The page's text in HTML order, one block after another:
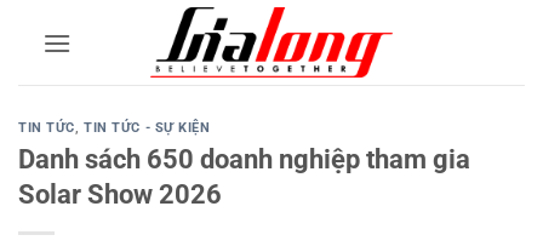
TIN TỨC,TIN TỨC - SỰ KIỆN
Danh sách 650 doanh nghiệp tham gia
Solar Show 2026